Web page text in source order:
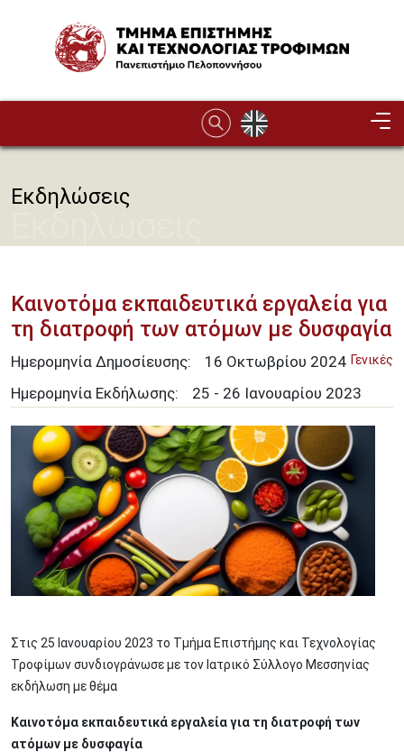
Image
Εκδηλώσεις
Καινοτόμα εκπαιδευτικά εργαλεία για
τη διατροφή των ατόμων με δυσφαγία
Γενικές
Ημερομηνία Δημοσίευσης: 16 Οκτωβρίου 2024
Ημερομηνία Εκδήλωσης:
25 - 26 Ιανουαρίου 2023
Στις 25 Ιανουαρίου 2023 το Τμήμα Επιστήμης και Τεχνολογίας
Τροφίμων συνδιογράνωσε με τον Ιατρικό Σύλλογο Μεσσηνίας
εκδήλωση με θέμα
Καινοτόμα εκπαιδευτικά εργαλεία για τη διατροφή των
ατόμων με δυσφαγία